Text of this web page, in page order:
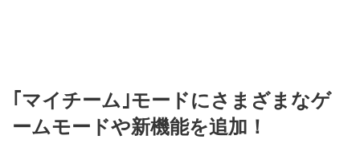
｢マイチーム｣モードにさまざまなゲ
ームモードや新機能を追加！